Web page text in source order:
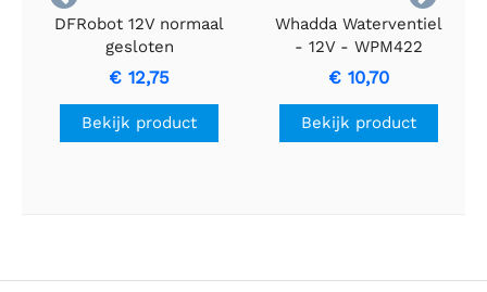
DFRobot 12V normaal
gesloten
magneetventiel
€ 12,75
Bekijk product
Whadda Waterventiel
- 12V - WPM422
€ 10,70
Bekijk product